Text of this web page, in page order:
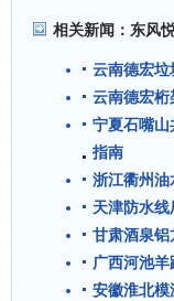
相关新闻： 东风
云南德宏垃
云南德宏桁
宁夏石嘴山
指南
浙江衢州油
天津防水
甘肃酒泉铝
广西河池
安徽淮北模